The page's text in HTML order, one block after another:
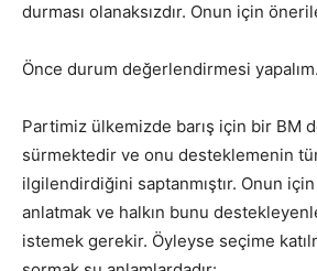
durması olanaksızdır. Onun için
Önce durum değerlendirmesi yapalım.
Partimiz ülkemizde barış için bir BM
sürmektedir ve onu desteklemenin
ilgilendirdiğini saptanmıştır. Onun
anlatmak ve halkın bunu
istemek gerekir. Öyleyse seçime